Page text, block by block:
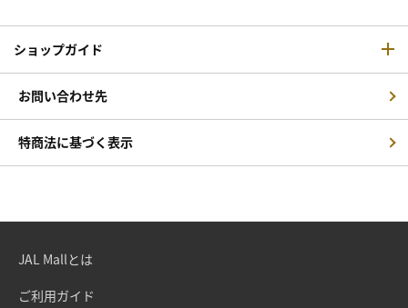
ショップガイド
お問い合わせ先
特商法に基づく表示
JAL Mallとは
ご利用ガイド